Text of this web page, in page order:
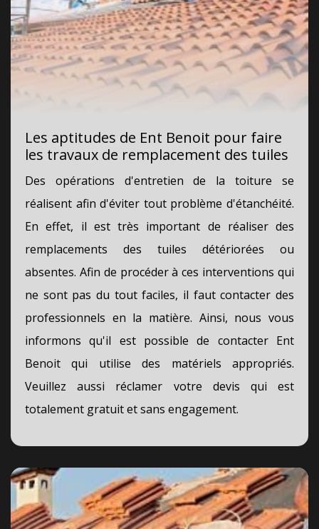
Les aptitudes de Ent Benoit pour faire
les travaux de remplacement des tuiles
Des opérations d'entretien de la toiture se
réalisent afin d'éviter tout problème d'étanchéité.
En effet, il est très important de réaliser des
remplacements des tuiles détériorées ou
absentes. Afin de procéder à ces interventions qui
ne sont pas du tout faciles, il faut contacter des
professionnels en la matière. Ainsi, nous vous
informons qu'il est possible de contacter Ent
Benoit qui utilise des matériels appropriés.
Veuillez aussi réclamer votre devis qui est
totalement gratuit et sans engagement.